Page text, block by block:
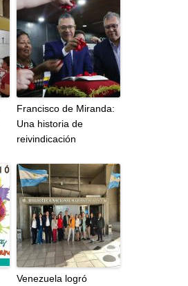
Francisco de Miranda:
Una historia de
reivindicación
Venezuela logró